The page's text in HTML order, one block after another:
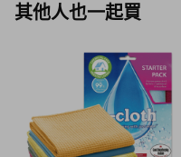
其他人也一起買